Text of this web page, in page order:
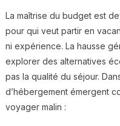
La maîtrise du budget est
pour qui veut partir en
ni expérience. La hausse
explorer des alternatives
pas la qualité du séjour.
d’hébergement émergent
voyager malin :